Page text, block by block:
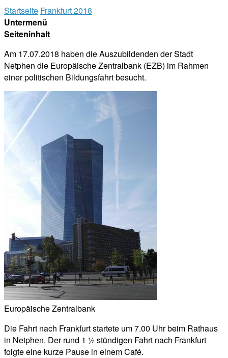
Startseite Frankfurt 2018
Untermenü
Seiteninhalt
Am 17.07.2018 haben die Auszubildenden der Stadt
Netphen die Europäische Zentralbank (EZB) im Rahmen
einer politischen Bildungsfahrt besucht.
Europäische Zentralbank
Die Fahrt nach Frankfurt startete um 7.00 Uhr beim Rathaus
in Netphen. Der rund 1 ½ stündigen Fahrt nach Frankfurt
folgte eine kurze Pause in einem Café.